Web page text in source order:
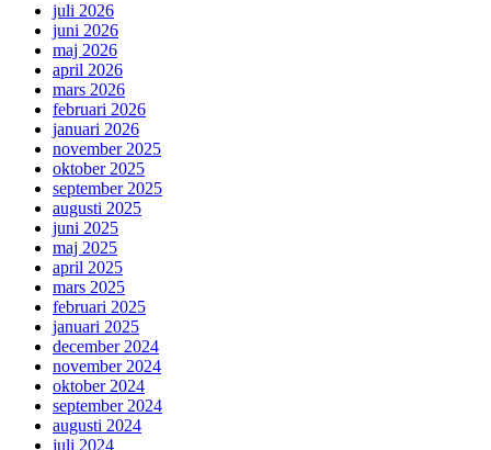
juli 2026
juni 2026
maj 2026
april 2026
mars 2026
februari 2026
januari 2026
november 2025
oktober 2025
september 2025
augusti 2025
juni 2025
maj 2025
april 2025
mars 2025
februari 2025
januari 2025
december 2024
november 2024
oktober 2024
september 2024
augusti 2024
juli 2024